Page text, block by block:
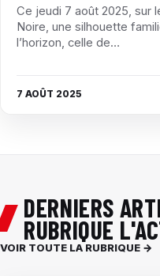
Ce jeudi 7 août 2025, sur
Noire, une silhouette
l’horizon, celle de…
7 AOÛT 2025
DERNIERS
RUBRIQUE
VOIR TOUTE LA RUBRIQUE →